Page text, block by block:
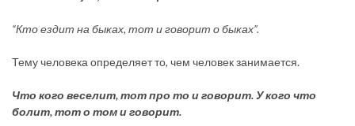
“Кто ездит на быках, тот и говорит о быках”.
Тему человека определяет то, чем человек занимается.
Что кого веселит, тот про то и говорит. У кого что
болит, тот о том и говорит.